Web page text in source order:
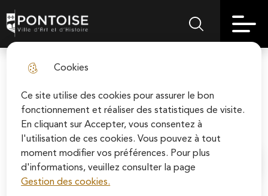
Cookies
Ce site utilise des cookies pour assurer le bon
fonctionnement et réaliser des statistiques de visite.
En cliquant sur Accepter, vous consentez à
l'utilisation de ces cookies. Vous pouvez à tout
moment modifier vos préférences. Pour plus
d'informations, veuillez consulter la page
Gestion des cookies.
to
menu
Skip to
search
Skip to
site map
Pontoise | Ville d'art et d'histoireMenu principalRechercher sur
Lavandières ont appris à lire la
nature
Accueil